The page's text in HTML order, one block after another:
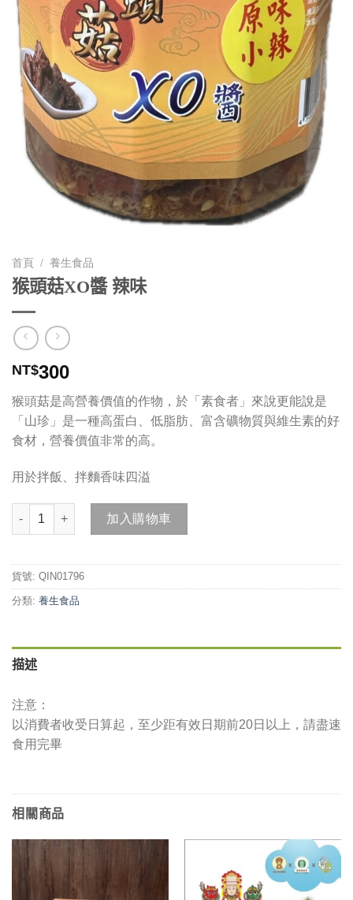
首頁 / 養生食品
猴頭菇XO醬 辣味
NT$300
猴頭菇是高營養價值的作物，於「素食者」來說更能說是
「山珍」是一種高蛋白、低脂肪、富含礦物質與維生素的好
食材，營養價值非常的高。
用於拌飯、拌麵香味四溢
猴頭菇XO醬 辣味 數量
加入購物車
貨號: QIN01796
分類: 養生食品
描述
注意：
以消費者收受日算起，至少距有效日期前20日以上，請盡速
食用完畢
相關商品